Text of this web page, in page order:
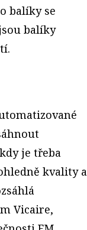
balíky se
balíky
je třeba
kvality a
Vicaire,